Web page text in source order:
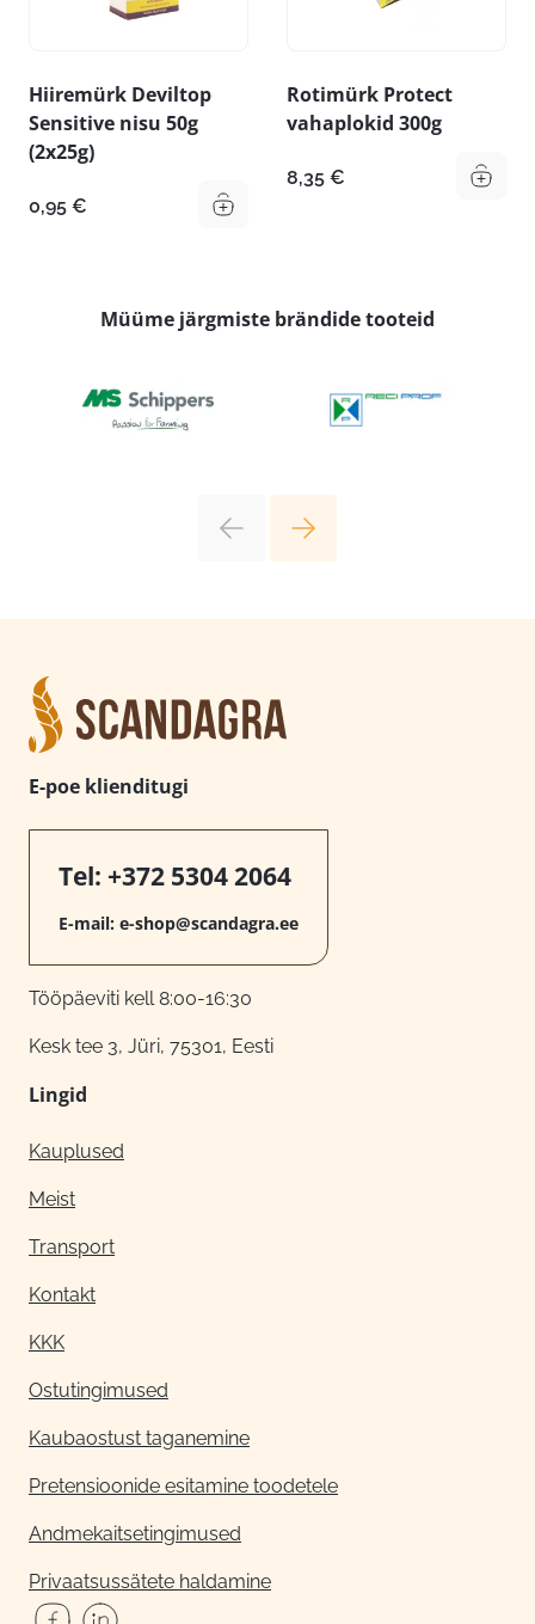
Hiiremürk Deviltop
Sensitive nisu 50g
(2x25g)
0,95 €
Rotimürk Protect
vahaplokid 300g
8,35 €
Müüme järgmiste brändide tooteid
E-poe klienditugi
Tel: +372 5304 2064
E-mail: e-shop@scandagra.ee
Tööpäeviti kell 8:00-16:30
Kesk tee 3, Jüri, 75301, Eesti
Lingid
Kauplused
Meist
Transport
Kontakt
KKK
Ostutingimused
Kaubaostust taganemine
Pretensioonide esitamine toodetele
Andmekaitsetingimused
Privaatsussätete haldamine